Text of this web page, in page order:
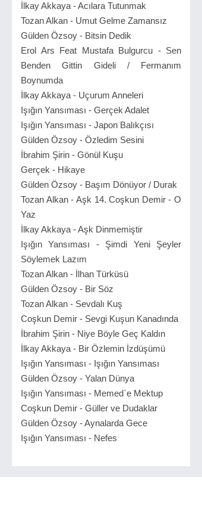
İlkay Akkaya - Acılara Tutunmak
Tozan Alkan - Umut Gelme Zamansız
Gülden Özsoy - Bitsin Dedik
Erol Ars Feat Mustafa Bulgurcu - Sen
Benden Gittin Gideli / Fermanım
Boynumda
İlkay Akkaya - Uçurum Anneleri
Işığın Yansıması - Gerçek Adalet
Işığın Yansıması - Japon Balıkçısı
Gülden Özsoy - Özledim Sesini
İbrahim Şirin - Gönül Kuşu
Gerçek - Hikaye
Gülden Özsoy - Başım Dönüyor / Durak
Tozan Alkan - Aşk 14. Coşkun Demir - O
Yaz
İlkay Akkaya - Aşk Dinmemiştir
Işığın Yansıması - Şimdi Yeni Şeyler
Söylemek Lazım
Tozan Alkan - İlhan Türküsü
Gülden Özsoy - Bir Söz
Tozan Alkan - Sevdalı Kuş
Coşkun Demir - Sevgi Kuşun Kanadında
İbrahim Şirin - Niye Böyle Geç Kaldın
İlkay Akkaya - Bir Özlemin İzdüşümü
Işığın Yansıması - Işığın Yansıması
Gülden Özsoy - Yalan Dünya
Işığın Yansıması - Memed`e Mektup
Coşkun Demir - Güller ve Dudaklar
Gülden Özsoy - Aynalarda Gece
Işığın Yansıması - Nefes